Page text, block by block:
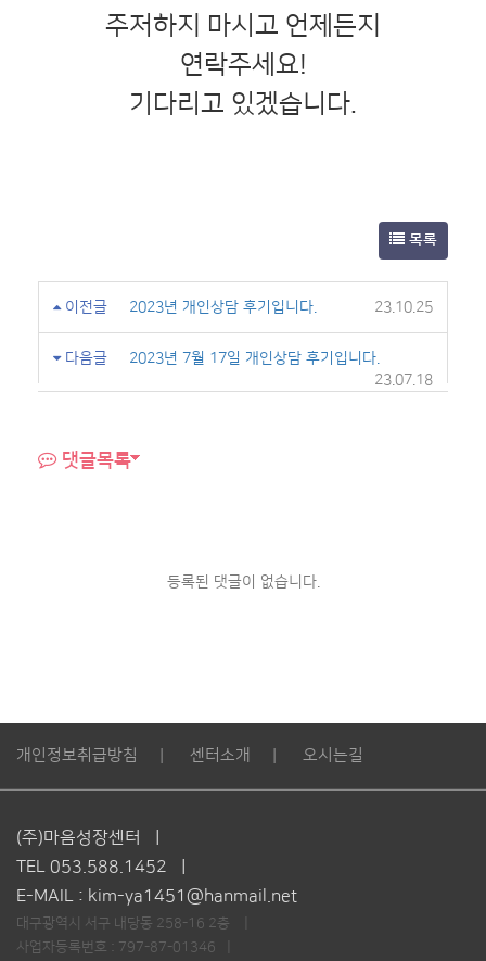
주저하지 마시고 언제든지
연락주세요!
기다리고 있겠습니다.
목록
이전글 2023년 개인상담 후기입니다. 23.10.25
다음글
2023년 7월 17일 개인상담 후기입니다.
23.07.18
댓글목록
등록된 댓글이 없습니다.
개인정보취급방침 센터소개 오시는길
(주)마음성장센터 ㅣ
TEL 053.588.1452 ㅣ
E-MAIL : kim-ya1451@hanmail.net
대구광역시 서구 내당동 258-16 2층 ㅣ
사업자등록번호 : 797-87-01346 ㅣ